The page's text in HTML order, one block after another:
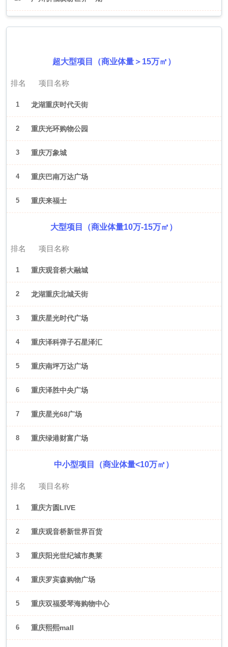
超大型项目（商业体量＞15万㎡）
排名 项目名称
1 龙湖重庆时代天街
2 重庆光环购物公园
3 重庆万象城
4 重庆巴南万达广场
5 重庆来福士
大型项目（商业体量10万-15万㎡）
排名 项目名称
1 重庆观音桥大融城
2 龙湖重庆北城天街
3 重庆星光时代广场
4 重庆泽科弹子石星泽汇
5 重庆南坪万达广场
6 重庆泽胜中央广场
7 重庆星光68广场
8 重庆绿港财富广场
中小型项目（商业体量<10万㎡）
排名 项目名称
1 重庆方圆LIVE
2 重庆观音桥新世界百货
3 重庆阳光世纪城市奥莱
4 重庆罗宾森购物广场
5 重庆双福爱琴海购物中心
6 重庆熙熙mall